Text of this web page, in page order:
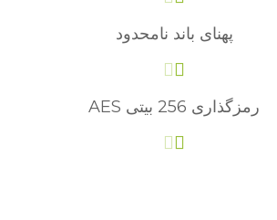
پهنای باند نامحدود
رمزگذاری 256 بیتی AES